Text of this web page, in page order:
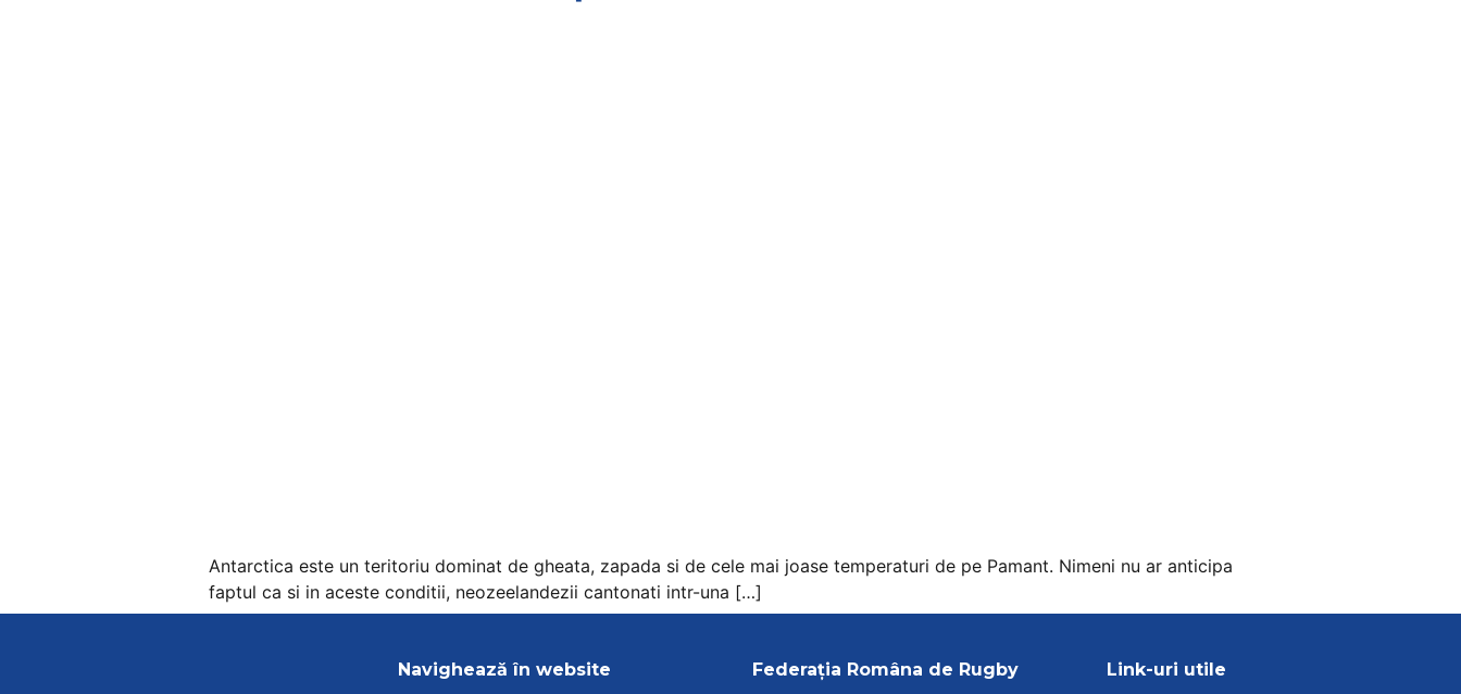
Antarctica este un teritoriu dominat de gheata, zapada si de cele mai joase temperaturi de pe Pamant. Nimeni nu ar anticipa
faptul ca si in aceste conditii, neozeelandezii cantonati intr-una […]
Navighează în website Federația Româna de Rugby Link-uri utile